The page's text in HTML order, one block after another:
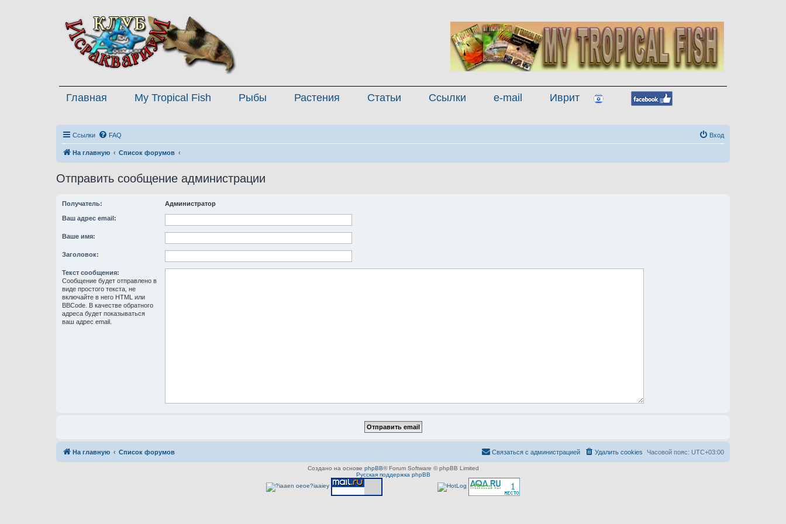
Главная My Tropical Fish Рыбы Растения Статьи Ссылки e-mail Иврит
Ссылки FAQ Вход
На главную Список форумов
Отправить сообщение администрации
Получатель: Администратор
Ваш адрес email:
Ваше имя:
Заголовок:
Текст сообщения:
Сообщение будет отправлено в
виде простого текста, не
включайте в него HTML или
BBCode. В качестве обратного
адреса будет показываться
ваш адрес email.
На главную Список форумов Часовой пояс: UTC+03:00
Удалить cookies
Связаться с администрацией
Создано на основе phpBB® Forum Software © phpBB Limited
Русская поддержка phpBB